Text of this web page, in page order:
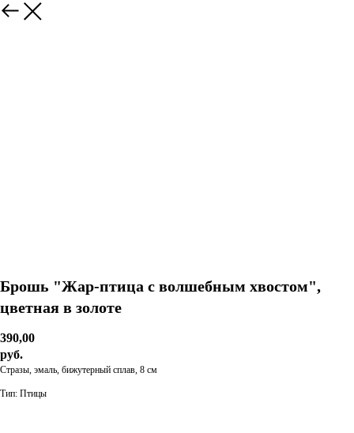
Брошь "Жар-птица с волшебным хвостом",
цветная в золоте
390,00
руб.
Стразы, эмаль, бижутерный сплав, 8 см
Тип: Птицы